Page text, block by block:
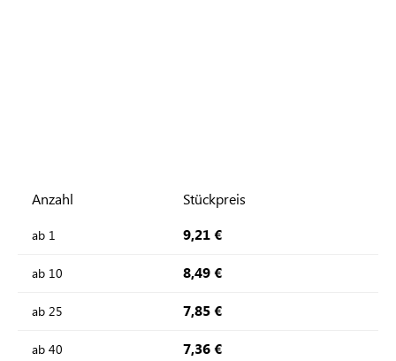
Anzahl Stückpreis
ab 1 9,21 €
ab 10 8,49 €
ab 25 7,85 €
ab 40 7,36 €